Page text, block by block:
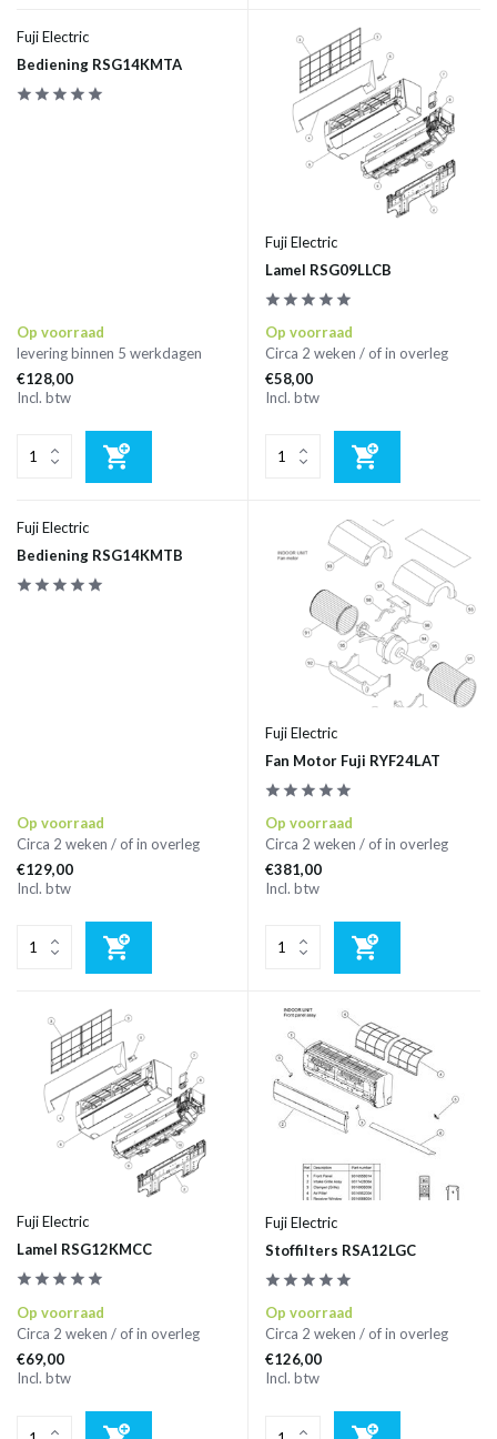
Fuji Electric
Bediening RSG14KMTA
Op voorraad
levering binnen 5 werkdagen
€128,00
Incl. btw
Fuji Electric
Lamel RSG09LLCB
Op voorraad
Circa 2 weken / of in overleg
€58,00
Incl. btw
Fuji Electric
Bediening RSG14KMTB
Op voorraad
Circa 2 weken / of in overleg
€129,00
Incl. btw
Fuji Electric
Fan Motor Fuji RYF24LAT
Op voorraad
Circa 2 weken / of in overleg
€381,00
Incl. btw
Fuji Electric
Lamel RSG12KMCC
Op voorraad
Circa 2 weken / of in overleg
€69,00
Incl. btw
Fuji Electric
Stoffilters RSA12LGC
Op voorraad
Circa 2 weken / of in overleg
€126,00
Incl. btw